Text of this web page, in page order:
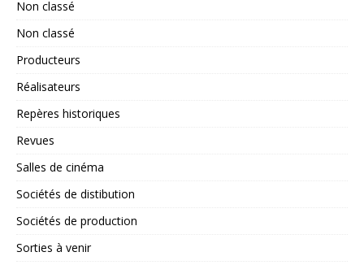
Non classé
Non classé
Producteurs
Réalisateurs
Repères historiques
Revues
Salles de cinéma
Sociétés de distibution
Sociétés de production
Sorties à venir